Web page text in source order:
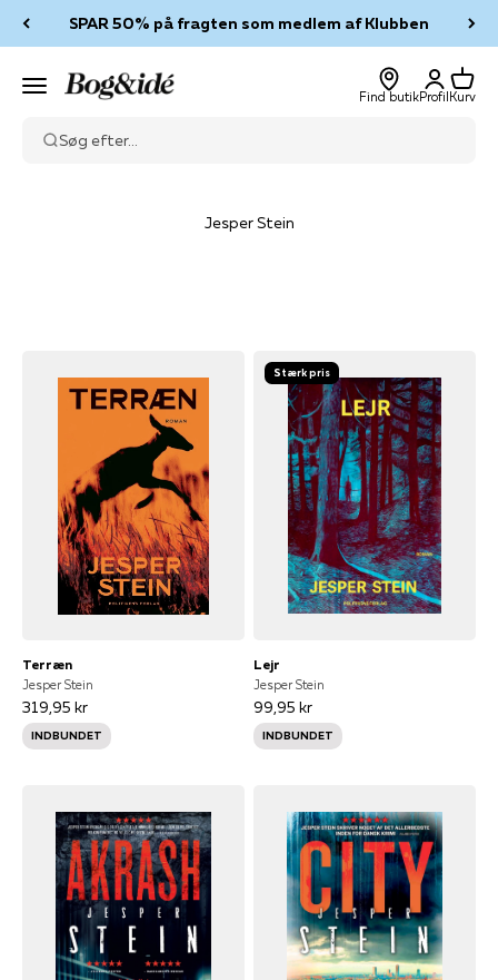
SPAR 50% på fragten som medlem af Klubben
Menu Bog & idé
Find butik
Log ind
Profil
Kurv
Kurv
Søg efter...
Jesper Stein
Terræn
Jesper Stein
319,95 kr
INDBUNDET
Stærk pris
Lejr
Jesper Stein
99,95 kr
INDBUNDET